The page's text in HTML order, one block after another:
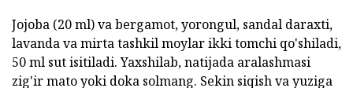
Jojoba (20 ml) va bergamot, yorongul, sandal daraxti,
lavanda va mirta tashkil moylar ikki tomchi qo'shiladi,
50 ml sut isitiladi. Yaxshilab, natijada aralashmasi
zig'ir mato yoki doka solmang. Sekin siqish va yuziga